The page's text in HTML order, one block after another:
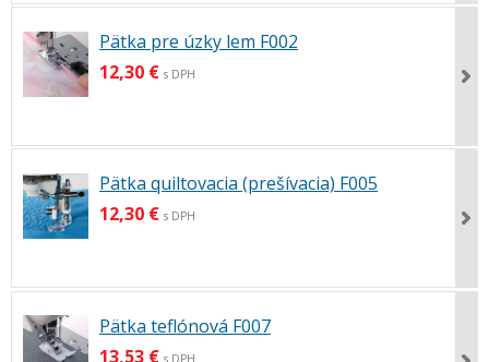
Pätka pre úzky lem F002
12,30 € s DPH
Pätka quiltovacia (prešívacia) F005
12,30 € s DPH
Pätka teflónová F007
13,53 € s DPH